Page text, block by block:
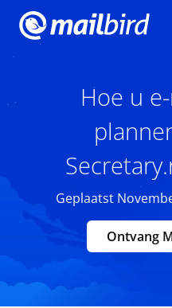
Hoe u
Geplaatst
Ontvang